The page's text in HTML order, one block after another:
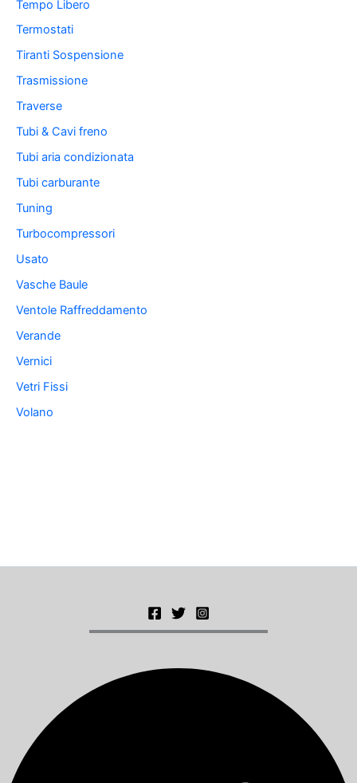
Tempo Libero
Termostati
Tiranti Sospensione
Trasmissione
Traverse
Tubi & Cavi freno
Tubi aria condizionata
Tubi carburante
Tuning
Turbocompressori
Usato
Vasche Baule
Ventole Raffreddamento
Verande
Vernici
Vetri Fissi
Volano